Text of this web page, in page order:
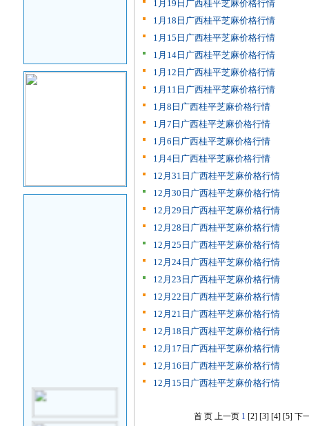
1月19日广西桂平芝麻价格行情
1月18日广西桂平芝麻价格行情
1月15日广西桂平芝麻价格行情
1月14日广西桂平芝麻价格行情
1月12日广西桂平芝麻价格行情
1月11日广西桂平芝麻价格行情
1月8日广西桂平芝麻价格行情
1月7日广西桂平芝麻价格行情
1月6日广西桂平芝麻价格行情
1月4日广西桂平芝麻价格行情
12月31日广西桂平芝麻价格行情
12月30日广西桂平芝麻价格行情
12月29日广西桂平芝麻价格行情
12月28日广西桂平芝麻价格行情
12月25日广西桂平芝麻价格行情
12月24日广西桂平芝麻价格行情
12月23日广西桂平芝麻价格行情
12月22日广西桂平芝麻价格行情
12月21日广西桂平芝麻价格行情
12月18日广西桂平芝麻价格行情
12月17日广西桂平芝麻价格行情
12月16日广西桂平芝麻价格行情
12月15日广西桂平芝麻价格行情
首 页 上一页 1 [2] [3] [4] [5] 下